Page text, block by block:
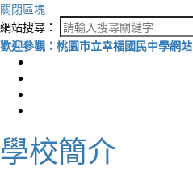
關閉區塊
網站搜尋：
歡迎參觀：桃園市立幸福國民中學網站
學校簡介